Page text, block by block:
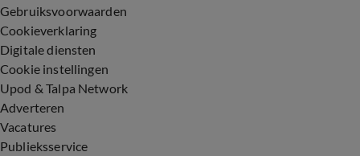
Gebruiksvoorwaarden
Cookieverklaring
Digitale diensten
Cookie instellingen
Upod & Talpa Network
Adverteren
Vacatures
Publieksservice